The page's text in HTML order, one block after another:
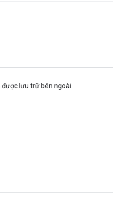
lưu trữ bên ngoài.